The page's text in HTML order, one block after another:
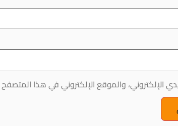
الإلكتروني، والموقع الإلكتروني في هذا